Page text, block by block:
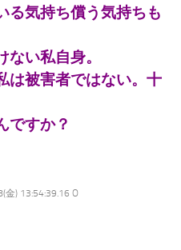
る気持ち償う気持ちも
い私自身。
被害者ではない。十
ですか？
金) 13:54:39.16 O